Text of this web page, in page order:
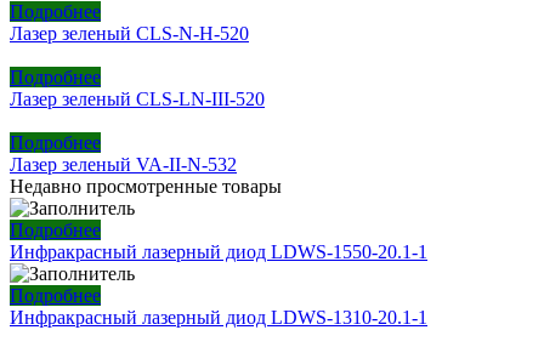
Подробнее
Лазер зеленый CLS-N-H-520
Подробнее
Лазер зеленый CLS-LN-III-520
Подробнее
Лазер зеленый VA-II-N-532
Недавно просмотренные товары
Подробнее
Инфракрасный лазерный диод LDWS-1550-20.1-1
Подробнее
Инфракрасный лазерный диод LDWS-1310-20.1-1